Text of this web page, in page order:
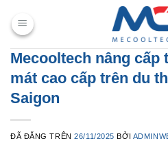
đến
dungMecooltech nâng cấp
mát cao cấp trên du
Saigon
ĐÃ ĐĂNG TRÊN26/11/2025 BỞI